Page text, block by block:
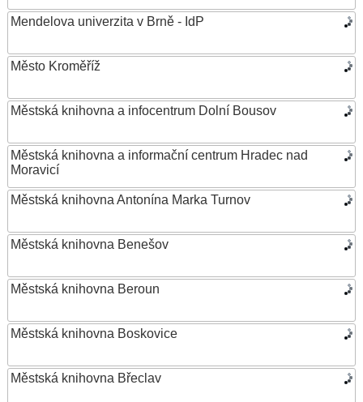
Mendelova univerzita v Brně - IdP
Město Kroměříž
Městská knihovna a infocentrum Dolní Bousov
Městská knihovna a informační centrum Hradec nad
Moravicí
Městská knihovna Antonína Marka Turnov
Městská knihovna Benešov
Městská knihovna Beroun
Městská knihovna Boskovice
Městská knihovna Břeclav